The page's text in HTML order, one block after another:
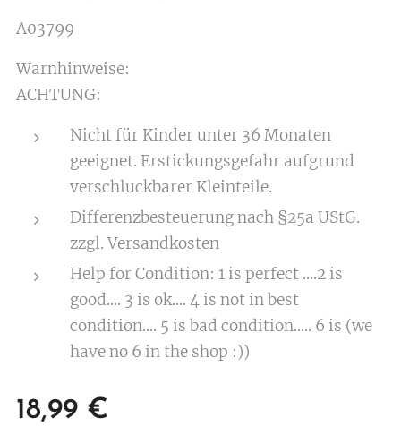
A03799
Warnhinweise:
ACHTUNG:
Nicht für Kinder unter 36 Monaten
geeignet. Erstickungsgefahr aufgrund
verschluckbarer Kleinteile.
Differenzbesteuerung nach §25a UStG.
zzgl. Versandkosten
Help for Condition: 1 is perfect ....2 is
good.... 3 is ok.... 4 is not in best
condition.... 5 is bad condition..... 6 is (we
have no 6 in the shop :))
18,99 €